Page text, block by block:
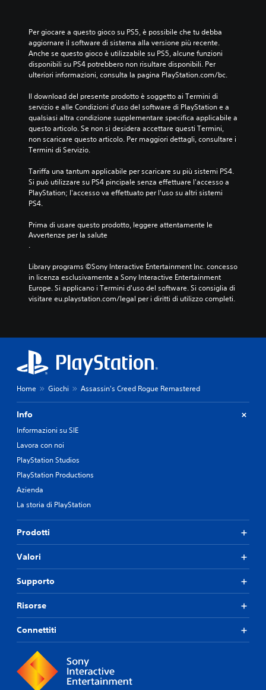
Per giocare a questo gioco su PS5, è possibile che tu debba
aggiornare il software di sistema alla versione più recente.
Anche se questo gioco è utilizzabile su PS5, alcune funzioni
disponibili su PS4 potrebbero non risultare disponibili. Per
ulteriori informazioni, consulta la pagina PlayStation.com/bc.
Il download del presente prodotto è soggetto ai Termini di
servizio e alle Condizioni d'uso del software di PlayStation e a
qualsiasi altra condizione supplementare specifica applicabile a
questo articolo. Se non si desidera accettare questi Termini,
non scaricare questo articolo. Per maggiori dettagli, consultare i
Termini di Servizio.
Tariffa una tantum applicabile per scaricare su più sistemi PS4.
Si può utilizzare su PS4 pincipale senza effettuare l'accesso a
PlayStation; l'accesso va effettuato per l'uso su altri sistemi
PS4.
Prima di usare questo prodotto, leggere attentamente le
Avvertenze per la salute
.
Library programs ©Sony Interactive Entertainment Inc. concesso
in licenza esclusivamente a Sony Interactive Entertainment
Europe. Si applicano i Termini d'uso del software. Si consiglia di
visitare eu.playstation.com/legal per i diritti di utilizzo completi.
Home Giochi Assassin's Creed Rogue Remastered
Info
Informazioni su SIE
Lavora con noi
PlayStation Studios
PlayStation Productions
Azienda
La storia di PlayStation
Prodotti
Valori
Supporto
Risorse
Connettiti